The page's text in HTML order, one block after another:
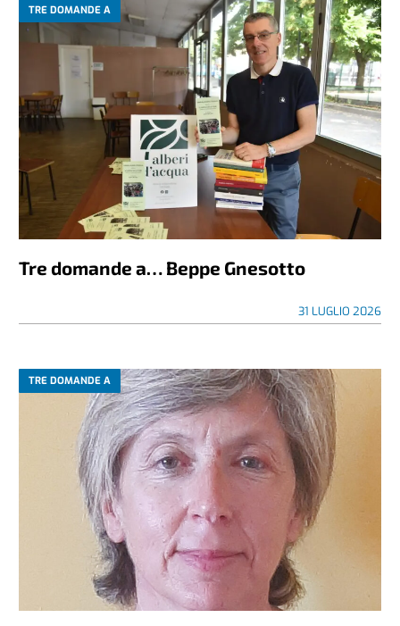
TRE DOMANDE A
Tre domande a… Beppe Gnesotto
31 LUGLIO 2026
TRE DOMANDE A